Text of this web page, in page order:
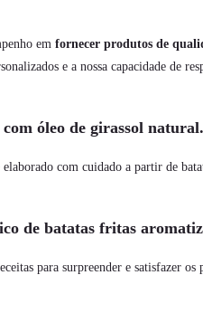
em fornecer produtos de
e a nossa capacidade
óleo de girassol natural.
com cuidado a partir de
de batatas fritas
para surpreender e satisfazer os